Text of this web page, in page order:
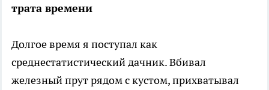
трата времени
Долгое время я поступал как
среднестатистический дачник. Вбивал
железный прут рядом с кустом, прихватывал